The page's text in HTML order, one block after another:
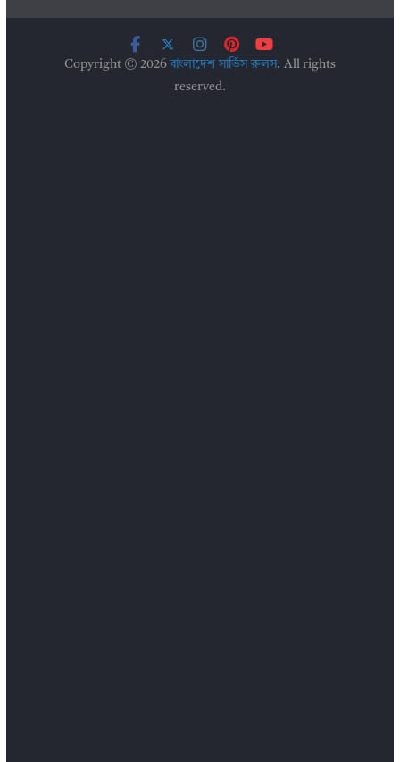
Copyright © 2026বাংলাদেশ সার্ভিস রুলস. All rights
reserved.